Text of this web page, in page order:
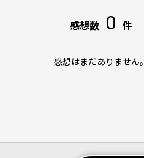
感想数 0 件
感想はまだありません。